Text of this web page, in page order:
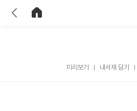
미리보기 내서재 담기